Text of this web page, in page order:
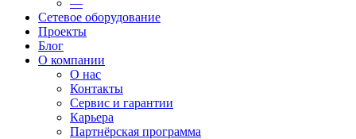
—
Сетевое оборудование
Проекты
Блог
О компании
О нас
Контакты
Сервис и гарантии
Карьера
Партнёрская программа